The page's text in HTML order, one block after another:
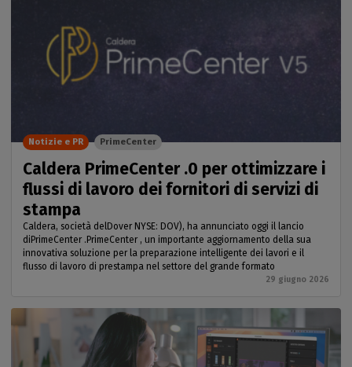
Caldera PrimeCenter .0 per ottimizzare i
flussi di lavoro dei fornitori di servizi di
stampa
Caldera, società delDover NYSE: DOV), ha annunciato oggi il lancio
diPrimeCenter .PrimeCenter , un importante aggiornamento della sua
innovativa soluzione per la preparazione intelligente dei lavori e il
flusso di lavoro di prestampa nel settore del grande formato
29 giugno 2026
Notizie e PR PrimeCenter